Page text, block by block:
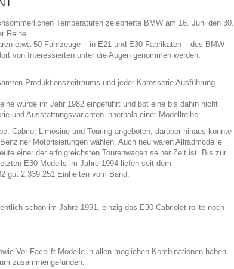
Temperaturen zelebrierte BMW am 16. Juni den 30.
Reihe.
etwa 50 Fahrzeuge – in E21 und E30 Fabrikaten – des BMW
von Interessierten unter die Augen genommen werden.
Produktionszeitraums und jeder Karosserie Ausführung
wurde im Jahr 1982 eingeführt und bot eine bis dahin nicht
und Ausstattungsvarianten innerhalb einer Modellreihe.
Cabrio, Limosine und Touring angeboten, darüber hinaus konnte
Motorisierungen wählen. Auch neu waren Allradmodelle
einer der erfolgreichsten Tourenwagen seiner Zeit ist. Bis zur
E30 Modells im Jahre 1994 liefen seit dem
gut 2.339.251 Einheiten vom Band.
schon im Jahre 1991, einzig das E30 Cabriolet rollte noch
Vor-Facelift Modelle in allen möglichen Kombinationen haben
zusammengefunden.